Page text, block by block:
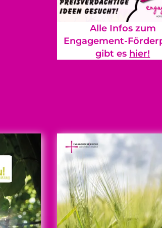
Alle Infos zum
Engagement-
gibt es hier!